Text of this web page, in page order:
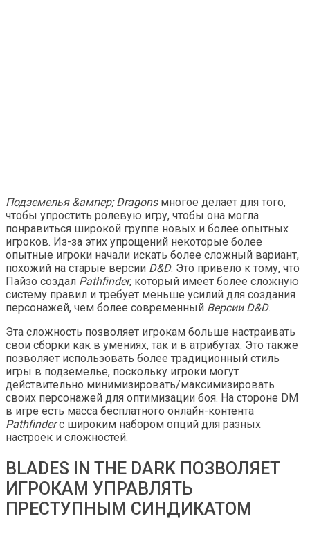
Подземелья &ампер; Dragonsмногое делает для того,
чтобы упростить ролевую игру, чтобы она могла
понравиться широкой группе новых и более опытных
игроков. Из-за этих упрощений некоторые более
опытные игроки начали искать более сложный вариант,
похожий на старые версии D&D. Это привело к тому, что
Пайзо создал Pathfinder, который имеет более сложную
систему правил и требует меньше усилий для создания
персонажей, чем более современный Версии D&D.
Эта сложность позволяет игрокам больше настраивать
свои сборки как в умениях, так и в атрибутах. Это также
позволяет использовать более традиционный стиль
игры в подземелье, поскольку игроки могут
действительно минимизировать/максимизировать
своих персонажей для оптимизации боя. На стороне DM
в игре есть масса бесплатного онлайн-контента
Pathfinderс широким набором опций для разных
настроек и сложностей.
BLADES IN THE DARK ПОЗВОЛЯЕТ
ИГРОКАМ УПРАВЛЯТЬ
ПРЕСТУПНЫМ СИНДИКАТОМ